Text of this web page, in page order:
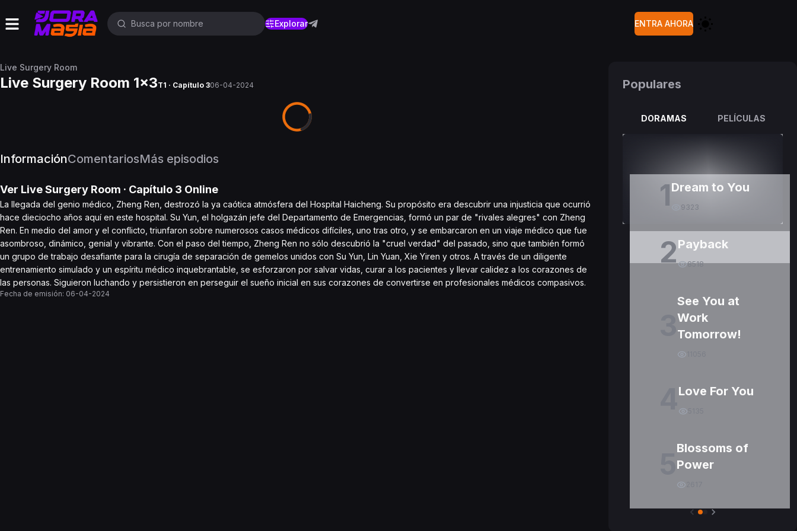
Explorar ENTRA AHORA
Live Surgery Room
Live Surgery Room 1x3T1 · Capítulo 306-04-2024
InformaciónComentariosMás episodios
Ver Live Surgery Room · Capítulo 3 Online
La llegada del genio médico, Zheng Ren, destrozó la ya caótica atmósfera del Hospital Haicheng. Su propósito era descubrir una injusticia que ocurrió
hace dieciocho años aquí en este hospital. Su Yun, el holgazán jefe del Departamento de Emergencias, formó un par de "rivales alegres" con Zheng
Ren. En medio del amor y el conflicto, triunfaron sobre numerosos casos médicos difíciles, uno tras otro, y se embarcaron en un viaje médico que fue
asombroso, dinámico, genial y vibrante. Con el paso del tiempo, Zheng Ren no sólo descubrió la "cruel verdad" del pasado, sino que también formó
un grupo de trabajo desafiante para la cirugía de separación de gemelos unidos con Su Yun, Lin Yuan, Xie Yiren y otros. A través de un diligente
entrenamiento simulado y un espíritu médico inquebrantable, se esforzaron por salvar vidas, curar a los pacientes y llevar calidez a los corazones de
las personas. Siguieron luchando y persistieron en perseguir el sueño inicial en sus corazones de convertirse en profesionales médicos compasivos.
Fecha de emisión: 06-04-2024
Populares
DORAMAS PELÍCULAS
1Dream to You
9323
2Payback
8518
See You at
Work
Tomorrow!
Love For You
Blossoms of
Power